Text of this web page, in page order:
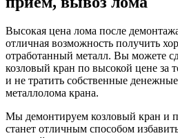
Высокая цена лома после
отличная возможность получить
отработанный металл. Вы можете
козловый кран по высокой цене за
и не тратить собственные
металлолома крана.
Мы демонтируем козловый кран и
станет отличным способом